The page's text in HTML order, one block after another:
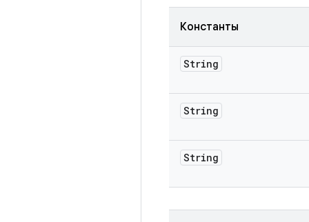
Константы
String
String
String